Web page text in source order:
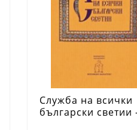
Служба на всички
български светии